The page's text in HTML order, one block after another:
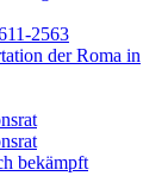
2563
der Roma in
bekämpft